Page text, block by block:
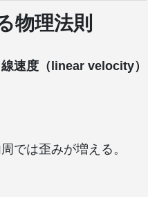
物理法則
速度（linear velocity）
では歪みが増える。